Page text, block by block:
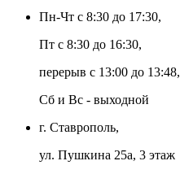
Пн-Чт с 8:30 до 17:30,
Пт с 8:30 до 16:30,
перерыв с 13:00 до 13:48,
Сб и Вс - выходной
г. Ставрополь,
ул. Пушкина 25а, 3 этаж